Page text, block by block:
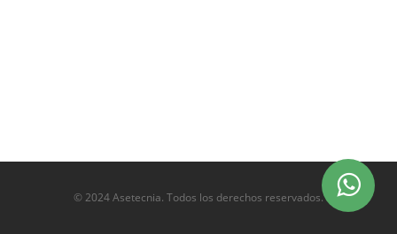
© 2024 Asetecnia. Todos los derechos reservados.